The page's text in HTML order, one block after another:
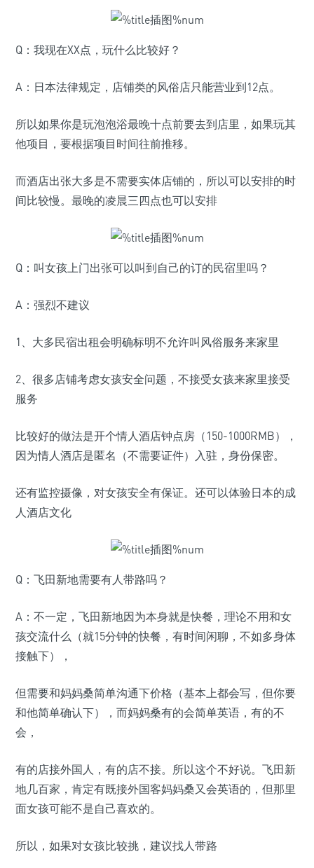
Q：我现在XX点，玩什么比较好？
A：日本法律规定，店铺类的风俗店只能营业到12点。
所以如果你是玩泡泡浴最晚十点前要去到店里，如果玩其
他项目，要根据项目时间往前推移。
而酒店出张大多是不需要实体店铺的，所以可以安排的时
间比较慢。最晚的凌晨三四点也可以安排
Q：叫女孩上门出张可以叫到自己的订的民宿里吗？
A：强烈不建议
1、大多民宿出租会明确标明不允许叫风俗服务来家里
2、很多店铺考虑女孩安全问题，不接受女孩来家里接受
服务
比较好的做法是开个情人酒店钟点房（150-1000RMB），
因为情人酒店是匿名（不需要证件）入驻，身份保密。
还有监控摄像，对女孩安全有保证。还可以体验日本的成
人酒店文化
Q：飞田新地需要有人带路吗？
A：不一定，飞田新地因为本身就是快餐，理论不用和女
孩交流什么（就15分钟的快餐，有时间闲聊，不如多身体
接触下），
但需要和妈妈桑简单沟通下价格（基本上都会写，但你要
和他简单确认下），而妈妈桑有的会简单英语，有的不
会，
有的店接外国人，有的店不接。所以这个不好说。飞田新
地几百家，肯定有既接外国客妈妈桑又会英语的，但那里
面女孩可能不是自己喜欢的。
所以，如果对女孩比较挑，建议找人带路